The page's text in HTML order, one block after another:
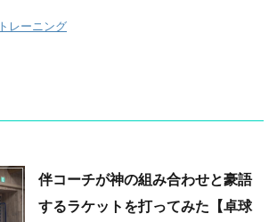
トレーニング
伴コーチが神の組み合わせと豪語
するラケットを打ってみた【卓球